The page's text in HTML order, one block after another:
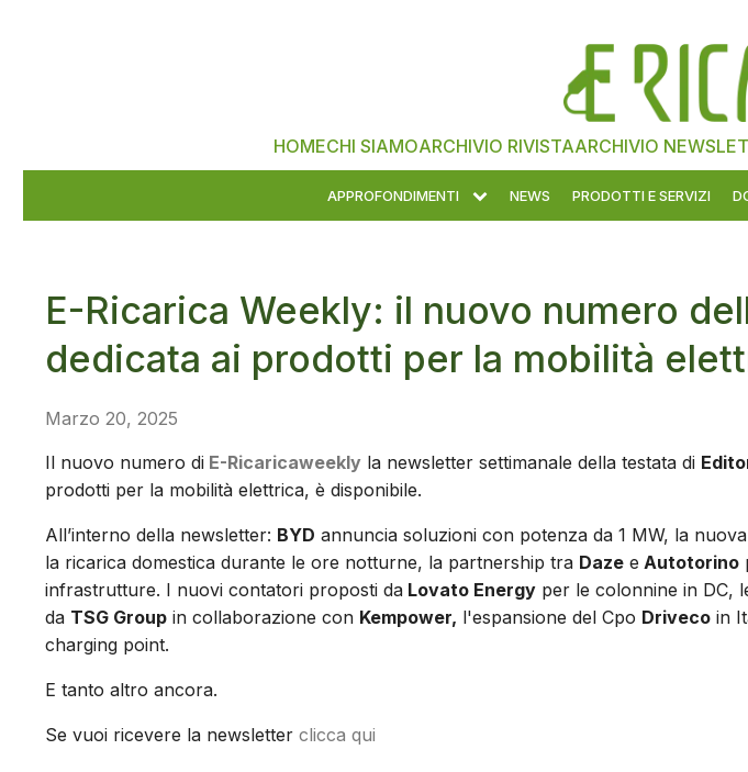
HOMECHI SIAMOARCHIVIO RIVISTAARCHIVIO
APPROFONDIMENTI NEWS PRODOTTI E SERVIZI
E-Ricarica Weekly: il nuovo numero
dedicata ai prodotti per la mobilità
Marzo 20, 2025
Il nuovo numero di E-Ricaricaweekly la newsletter settimanale della testata di
prodotti per la mobilità elettrica, è disponibile.
All’interno della newsletter: BYD annuncia soluzioni con potenza da 1 MW, la
la ricarica domestica durante le ore notturne, la partnership tra Daze e Autotorino
infrastrutture. I nuovi contatori proposti da Lovato Energy per le colonnine in DC,
da TSG Group in collaborazione con Kempower, l'espansione del Cpo Driveco in
charging point.
E tanto altro ancora.
Se vuoi ricevere la newsletter clicca qui